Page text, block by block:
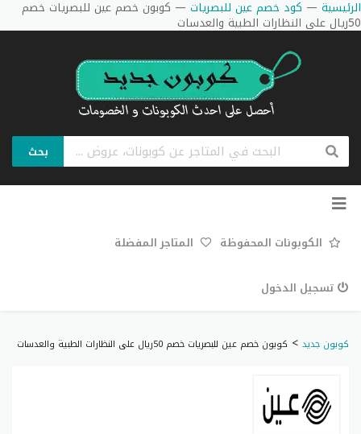
الرئيسية — كود خصم عين للبصريات — كوبون خصم عين للبصريات خصم
50ريال على النظارات الطبية والعدسات
بحث
تخطي
الكوبونات المحفوظة المتاجر المفضلة
تسجيل الدخول
كوبون جديد > كوبون خصم عين للبصريات خصم 50ريال على النظارات الطبية والعدسات